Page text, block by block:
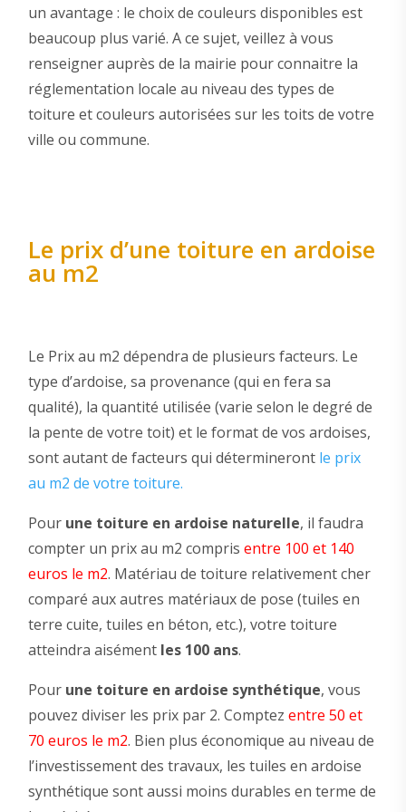
un avantage : le choix de couleurs disponibles est
beaucoup plus varié. A ce sujet, veillez à vous
renseigner auprès de la mairie pour connaitre la
réglementation locale au niveau des types de
toiture et couleurs autorisées sur les toits de votre
ville ou commune.
Le prix d’une toiture en ardoise
au m2
Le Prix au m2 dépendra de plusieurs facteurs. Le
type d’ardoise, sa provenance (qui en fera sa
qualité), la quantité utilisée (varie selon le degré de
la pente de votre toit) et le format de vos ardoises,
sont autant de facteurs qui détermineront le prix
au m2 de votre toiture.
Pour une toiture en ardoise naturelle, il faudra
compter un prix au m2 compris entre 100 et 140
euros le m2. Matériau de toiture relativement cher
comparé aux autres matériaux de pose (tuiles en
terre cuite, tuiles en béton, etc.), votre toiture
atteindra aisément les 100 ans.
Pour une toiture en ardoise synthétique, vous
pouvez diviser les prix par 2. Comptez entre 50 et
70 euros le m2. Bien plus économique au niveau de
l’investissement des travaux, les tuiles en ardoise
synthétique sont aussi moins durables en terme de